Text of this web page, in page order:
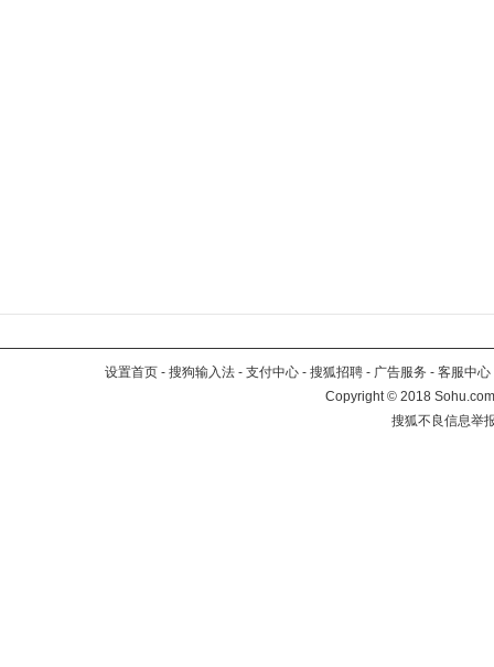
设置首页 - 搜狗输入法 - 支付中心 - 搜狐招聘 - 广告服务 - 客服中心
Copyright©2018
搜狐不良信息举